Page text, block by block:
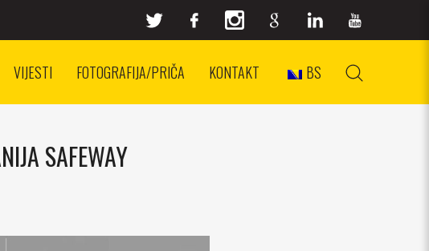
VIJESTI FOTOGRAFIJA/PRIČA KONTAKT BS
SAFEWAY